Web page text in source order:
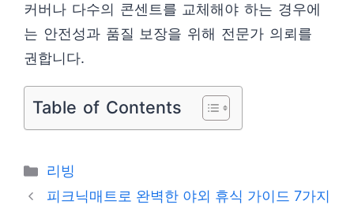
커버나 다수의 콘센트를 교체해야 하는 경우에
는 안전성과 품질 보장을 위해 전문가 의뢰를
권합니다.
Table of Contents
카
테
리빙
피크닉매트로 완벽한 야외 휴식 가이드 7가지